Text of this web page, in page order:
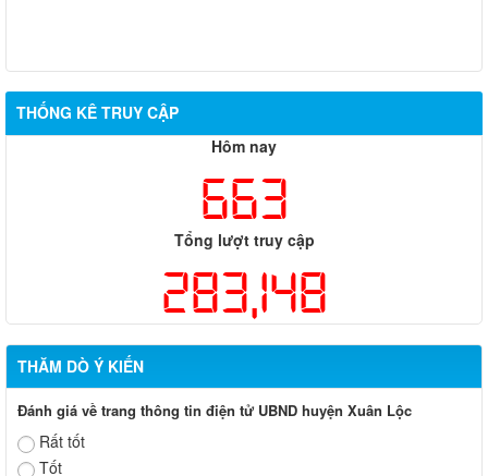
THỐNG KÊ TRUY CẬP
Hôm nay
663
Tổng lượt truy cập
283,148
THĂM DÒ Ý KIẾN
Đánh giá về trang thông tin điện tử UBND huyện Xuân Lộc
Rất tốt
Tốt